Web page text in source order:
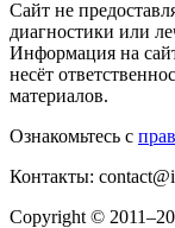
Сайт не
диагностики или
Информация на
несёт
материалов.
Ознакомьтесь с
Контакты:
Copyright ©